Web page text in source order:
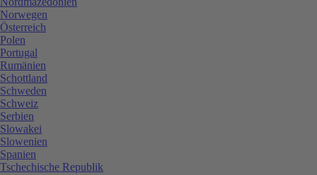
Norwegen
Österreich
Polen
Portugal
Rumänien
Schottland
Schweden
Schweiz
Serbien
Slowakei
Slowenien
Spanien
Tschechische Republik